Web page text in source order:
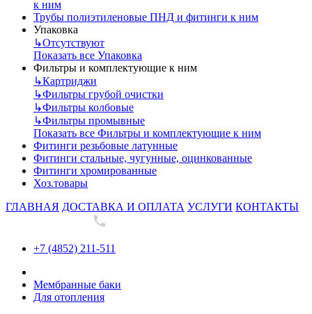
к ним
Трубы полиэтиленовые ПНД и фитинги к ним
Упаковка
↳Отсутствуют
Показать все Упаковка
Фильтры и комплектующие к ним
↳Картриджи
↳Фильтры грубой очистки
↳Фильтры колбовые
↳Фильтры промывные
Показать все Фильтры и комплектующие к ним
Фитинги резьбовые латунные
Фитинги стальные, чугунные, оцинкованные
Фитинги хромированные
Хоз.товары
ГЛАВНАЯ ДОСТАВКА И ОПЛАТА УСЛУГИ КОНТАКТЫ
+7 (4852) 211-511
Мембранные баки
Для отопления